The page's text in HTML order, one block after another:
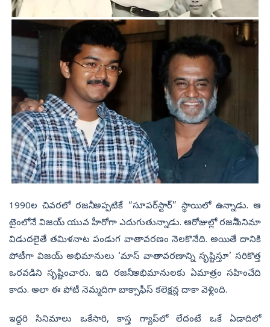
1990ల చివరలో రజనీ అప్పటికే “సూపర్‌స్టార్” స్థాయిలో ఉన్నాడు. ఆ
టైంలోనే విజయ్‌ యువ హీరోగా ఎదుగుతున్నాడు. ఆరోజుల్లో రజనీ సినిమా
విడుదలైతే తమిళనాట పండుగ వాతావరణం నెలకొనేది. అయితే దానికి
పోటీగా విజయ్‌ అభిమానులు ‘మాస్‌ వాతావరణాన్ని సృష్టిస్తూ’ సరికొత్త
ఒరవడిని సృష్టించారు. ఇది రజనీ అభిమానులకు ఏమాత్రం సహించేది
కాదు. అలా ఈ పోటీ నెమ్మదిగా బాక్సాఫీస్‌ కలెక్షన్ల దాకా వెళ్లింది.
ఇద్దరి సినిమాలు ఒకేసారి, కాస్త గ్యాప్‌లో లేదంటే ఒకే ఏడాదిలో